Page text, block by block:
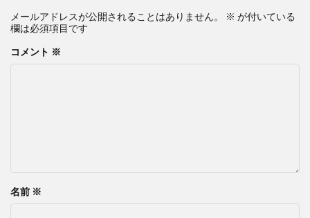
メールアドレスが公開されることはありません。 ※ が付いている
欄は必須項目です
コメント ※
名前 ※